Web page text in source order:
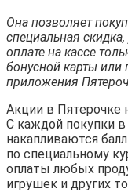
Она позволяет
специальная
оплате на кассе
бонусной карты или
приложения
Акции в Пятерочке
С каждой покупки в
накапливаются
по специальному
оплаты любых
игрушек и других